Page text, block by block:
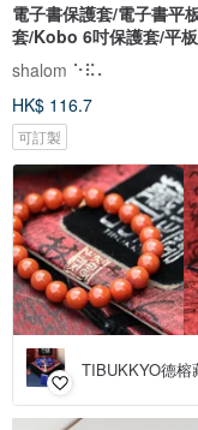
電子書保護套/電子書平
套/Kobo 6吋保護套/平板
閱讀器套
shalom ⠑⠯⠄
HK$ 116.7
可訂製
TIBUKKYO德榕